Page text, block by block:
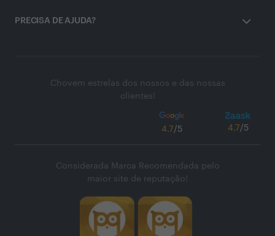
PRECISA DE AJUDA?
Chovem estrelas dos nossos e das nossas
clientes!
4.7/5 4.7/5
Considerada Marca Recomendada pelo
maior site de reputação!